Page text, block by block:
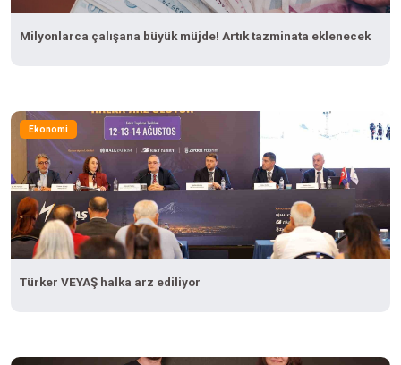
Milyonlarca çalışana büyük müjde! Artık tazminata eklenecek
Ekonomi
Türker VEYAŞ halka arz ediliyor